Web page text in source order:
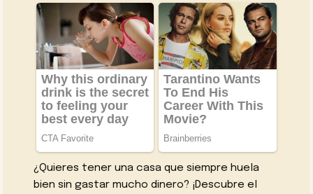
¿Quieres tener una casa que siempre huela
bien sin gastar mucho dinero? ¡Descubre el